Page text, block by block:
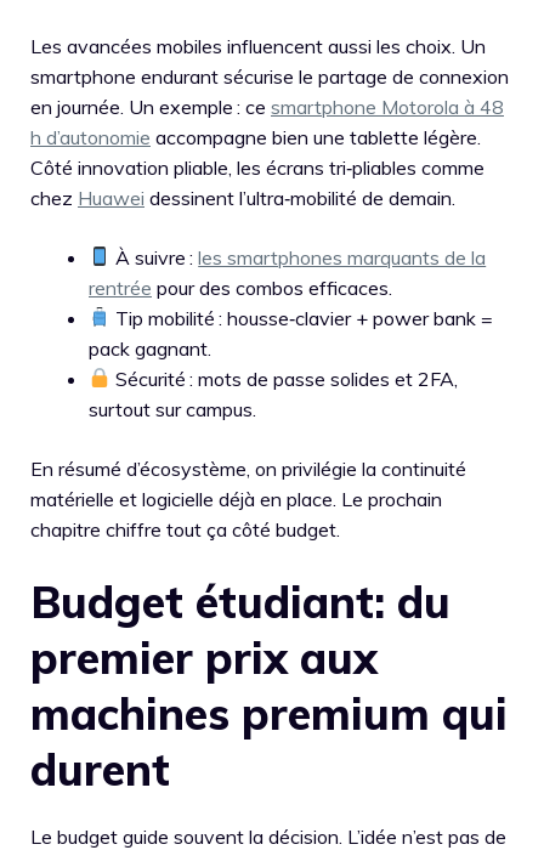
Les avancées mobiles influencent aussi les choix. Un
smartphone endurant sécurise le partage de connexion
en journée. Un exemple : ce smartphone Motorola à 48
h d’autonomie accompagne bien une tablette légère.
Côté innovation pliable, les écrans tri‑pliables comme
chez Huawei dessinent l’ultra‑mobilité de demain.
À suivre :les smartphones marquants de la
rentrée pour des combos efficaces.
Tip mobilité : housse‑clavier + power bank =
pack gagnant.
Sécurité : mots de passe solides et 2FA,
surtout sur campus.
En résumé d’écosystème, on privilégie la continuité
matérielle et logicielle déjà en place. Le prochain
chapitre chiffre tout ça côté budget.
Budget étudiant: du
premier prix aux
machines premium qui
durent
Le budget guide souvent la décision. L’idée n’est pas de